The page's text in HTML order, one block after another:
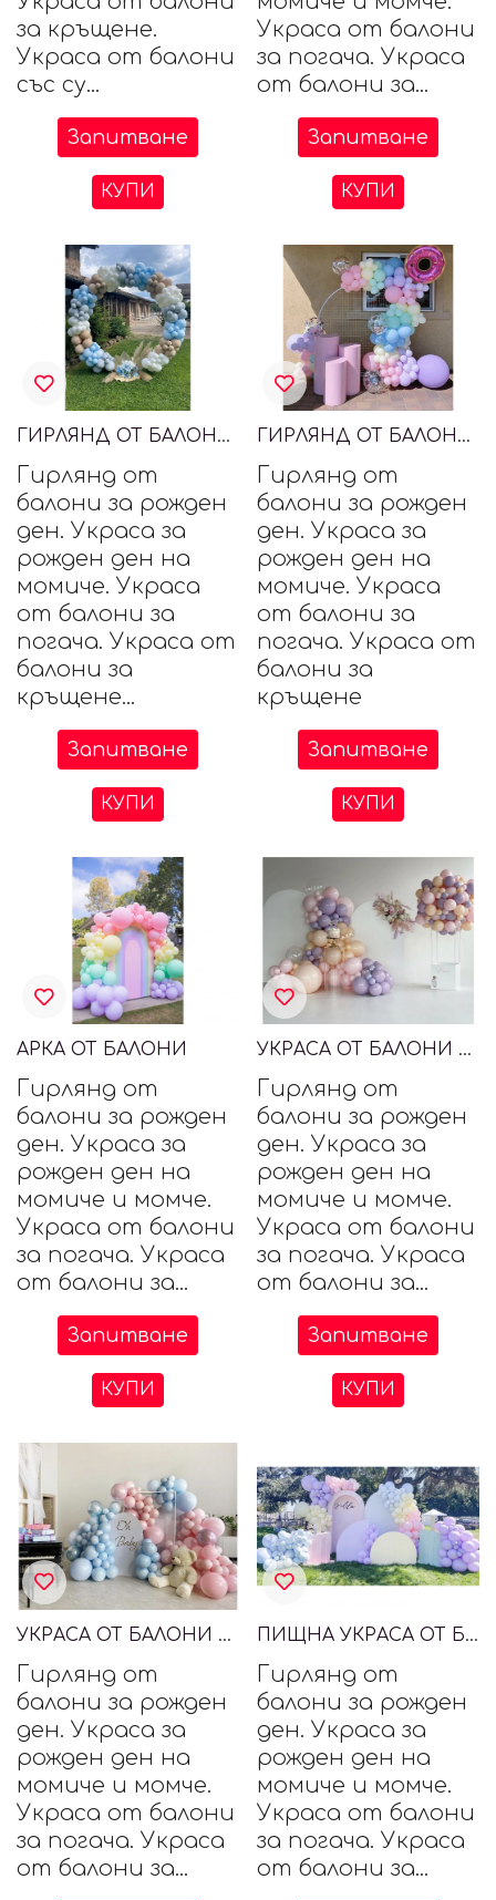
за кръщене.
Украса от балони
със су...
Запитване
КУПИ
Украса от балони
за погача. Украса
от балони за...
Запитване
КУПИ
ГИРЛЯНД ОТ БАЛОНИ СЪС СУХИ ЦЕТЯ
Гирлянд от
балони за рожден
ден. Украса за
рожден ден на
момиче. Украса
от балони за
погача. Украса от
балони за
кръщене...
Запитване
КУПИ
ГИРЛЯНД ОТ БАЛОНИ ЗА МОМИЧЕ
Гирлянд от
балони за рожден
ден. Украса за
рожден ден на
момиче. Украса
от балони за
погача. Украса от
балони за
кръщене
Запитване
КУПИ
АРКА ОТ БАЛОНИ
Гирлянд от
балони за рожден
ден. Украса за
рожден ден на
момиче и момче.
Украса от балони
за погача. Украса
от балони за...
Запитване
КУПИ
УКРАСА ОТ БАЛОНИ И СУХИ ЦВЕТЯ
Гирлянд от
балони за рожден
ден. Украса за
рожден ден на
момиче и момче.
Украса от балони
за погача. Украса
от балони за...
Запитване
КУПИ
УКРАСА ОТ БАЛОНИ ЗА ПОСРЕЩАНЕ НА БЕБЕ
Гирлянд от
балони за рожден
ден. Украса за
рожден ден на
момиче и момче.
Украса от балони
за погача. Украса
от балони за...
ПИЩНА УКРАСА ОТ БАЛОНИ
Гирлянд от
балони за рожден
ден. Украса за
рожден ден на
момиче и момче.
Украса от балони
за погача. Украса
от балони за...